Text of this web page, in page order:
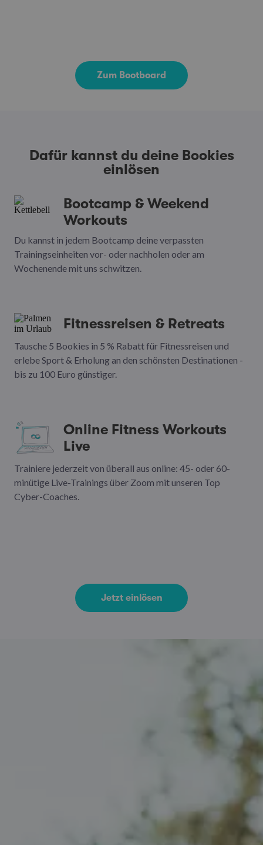
Zum Bootboard
Dafür kannst du deine Bookies
einlösen
Bootcamp & Weekend
Workouts
Du kannst in jedem Bootcamp deine verpassten
Trainingseinheiten vor- oder nachholen oder am
Wochenende mit uns schwitzen.
Fitnessreisen & Retreats
Tausche 5 Bookies in 5 % Rabatt für Fitnessreisen und
erlebe Sport & Erholung an den schönsten Destinationen -
bis zu 100 Euro günstiger.
Online Fitness Workouts
Live
Trainiere jederzeit von überall aus online: 45- oder 60-
minütige Live-Trainings über Zoom mit unseren Top
Cyber-Coaches.
Jetzt einlösen